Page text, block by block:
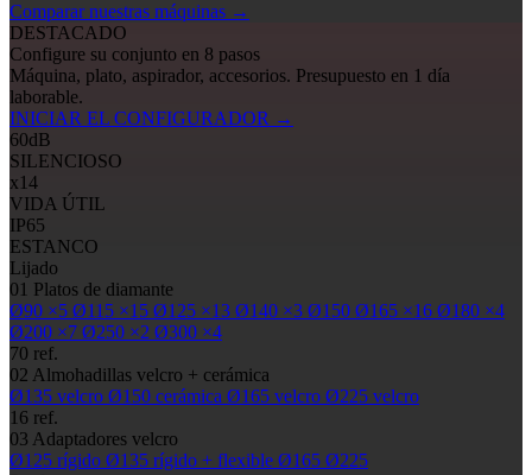
Comparar nuestras máquinas →
DESTACADO
Configure su conjunto en 8 pasos
Máquina, plato, aspirador, accesorios. Presupuesto en 1 día
laborable.
INICIAR EL CONFIGURADOR →
60dB
SILENCIOSO
x14
VIDA ÚTIL
IP65
ESTANCO
Lijado
01 Platos de diamante
Ø90 ×5 Ø115 ×15 Ø125 ×13 Ø140 ×3 Ø150 Ø165 ×16 Ø180 ×4
Ø200 ×7 Ø250 ×2 Ø300 ×4
70 ref.
02 Almohadillas velcro + cerámica
Ø135 velcro Ø150 cerámica Ø165 velcro Ø225 velcro
16 ref.
03 Adaptadores velcro
Ø125 rígido Ø135 rígido + flexible Ø165 Ø225